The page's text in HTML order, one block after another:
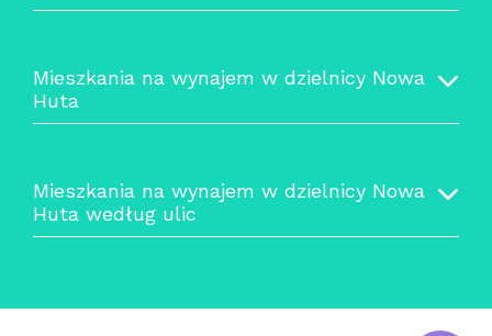
Mieszkania na wynajem w dzielnicy Nowa
Huta
Mieszkania na wynajem w dzielnicy Nowa
Huta według ulic